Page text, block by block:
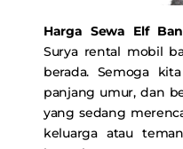
Harga Sewa Elf
Surya rental mobil
berada. Semoga
panjang umur, dan
yang sedang
keluarga atau